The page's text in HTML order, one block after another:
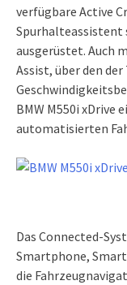
verfügbare Active
ausgerüstet. Auch
Assist, über den
BMW M550i xDrive
automatisierten
Das Connected-
Smartphone,
die